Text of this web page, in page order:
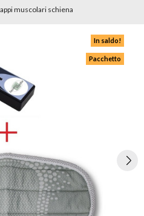
muscolari schiena
In saldo!
Pacchetto